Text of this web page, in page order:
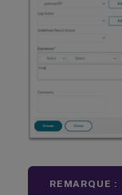
REMARQUE :